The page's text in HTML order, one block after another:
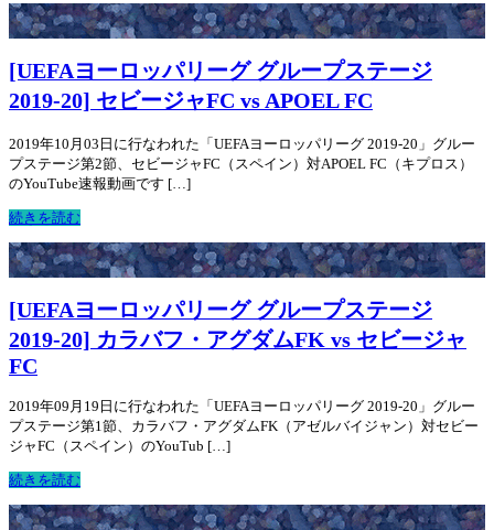
[UEFAヨーロッパリーグ グループステージ
2019-20] セビージャFC vs APOEL FC
2019年10月03日に行なわれた「UEFAヨーロッパリーグ 2019-20」グルー
プステージ第2節、セビージャFC（スペイン）対APOEL FC（キプロス）
のYouTube速報動画です […]
続きを読む
[UEFAヨーロッパリーグ グループステージ
2019-20] カラバフ・アグダムFK vs セビージャ
FC
2019年09月19日に行なわれた「UEFAヨーロッパリーグ 2019-20」グルー
プステージ第1節、カラバフ・アグダムFK（アゼルバイジャン）対セビー
ジャFC（スペイン）のYouTub […]
続きを読む